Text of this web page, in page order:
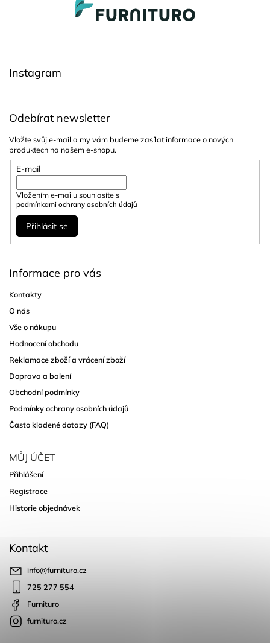
Instagram
Odebírat newsletter
Vložte svůj e-mail a my vám budeme zasílat informace o nových
produktech na našem e-shopu.
E-mail
Vložením e-mailu souhlasíte s
podmínkami ochrany osobních údajů
Přihlásit se
Informace pro vás
Kontakty
O nás
Vše o nákupu
Hodnocení obchodu
Reklamace zboží a vrácení zboží
Doprava a balení
Obchodní podmínky
Podmínky ochrany osobních údajů
Často kladené dotazy (FAQ)
MŮJ ÚČET
Přihlášení
Registrace
Historie objednávek
Kontakt
info@furnituro.cz
725 277 554
Furnituro
furnituro.cz